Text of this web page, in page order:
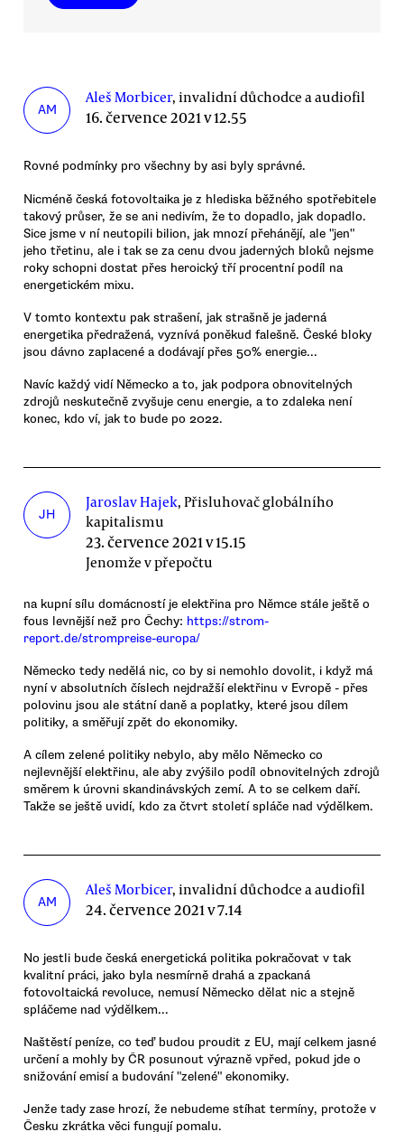
AM
Aleš Morbicer, invalidní důchodce a audiofil
16. července 2021 v 12.55
Rovné podmínky pro všechny by asi byly správné.
Nicméně česká fotovoltaika je z hlediska běžného spotřebitele
takový průser, že se ani nedivím, že to dopadlo, jak dopadlo.
Sice jsme v ní neutopili bilion, jak mnozí přehánějí, ale "jen"
jeho třetinu, ale i tak se za cenu dvou jaderných bloků nejsme
roky schopni dostat přes heroický tří procentní podíl na
energetickém mixu.
V tomto kontextu pak strašení, jak strašně je jaderná
energetika předražená, vyznívá poněkud falešně. České bloky
jsou dávno zaplacené a dodávají přes 50% energie...
Navíc každý vidí Německo a to, jak podpora obnovitelných
zdrojů neskutečně zvyšuje cenu energie, a to zdaleka není
konec, kdo ví, jak to bude po 2022.
JH
Jaroslav Hajek, Přisluhovač globálního
kapitalismu
23. července 2021 v 15.15
Jenomže v přepočtu
na kupní sílu domácností je elektřina pro Němce stále ještě o
fous levnější než pro Čechy: https://strom-
report.de/strompreise-europa/
Německo tedy nedělá nic, co by si nemohlo dovolit, i když má
nyní v absolutních číslech nejdražší elektřinu v Evropě - přes
polovinu jsou ale státní daně a poplatky, které jsou dílem
politiky, a směřují zpět do ekonomiky.
A cílem zelené politiky nebylo, aby mělo Německo co
nejlevnější elektřinu, ale aby zvýšilo podíl obnovitelných zdrojů
směrem k úrovni skandinávských zemí. A to se celkem daří.
Takže se ještě uvidí, kdo za čtvrt století spláče nad výdělkem.
AM
Aleš Morbicer, invalidní důchodce a audiofil
24. července 2021 v 7.14
No jestli bude česká energetická politika pokračovat v tak
kvalitní práci, jako byla nesmírně drahá a zpackaná
fotovoltaická revoluce, nemusí Německo dělat nic a stejně
spláčeme nad výdělkem...
Naštěstí peníze, co teď budou proudit z EU, mají celkem jasné
určení a mohly by ČR posunout výrazně vpřed, pokud jde o
snižování emisí a budování "zelené" ekonomiky.
Jenže tady zase hrozí, že nebudeme stíhat termíny, protože v
Česku zkrátka věci fungují pomalu.